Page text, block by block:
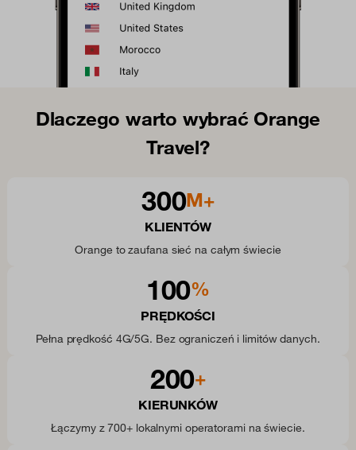
Dlaczego warto wybrać Orange
Travel?
300M+
KLIENTÓW
Orange to zaufana sieć na całym świecie
100%
PRĘDKOŚCI
Pełna prędkość 4G/5G. Bez ograniczeń i limitów danych.
200+
KIERUNKÓW
Łączymy z 700+ lokalnymi operatorami na świecie.